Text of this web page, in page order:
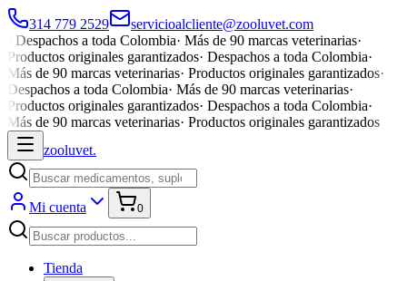
314 779 2529
servicioalcliente@zooluvet.com
Despachos a toda Colombia· Más de 90 marcas veterinarias·
Productos originales garantizados· Despachos a toda Colombia·
Más de 90 marcas veterinarias· Productos originales garantizados·
Despachos a toda Colombia· Más de 90 marcas veterinarias·
Productos originales garantizados· Despachos a toda Colombia·
Más de 90 marcas veterinarias· Productos originales garantizados
zooluvet.
Mi cuenta 0
Tienda